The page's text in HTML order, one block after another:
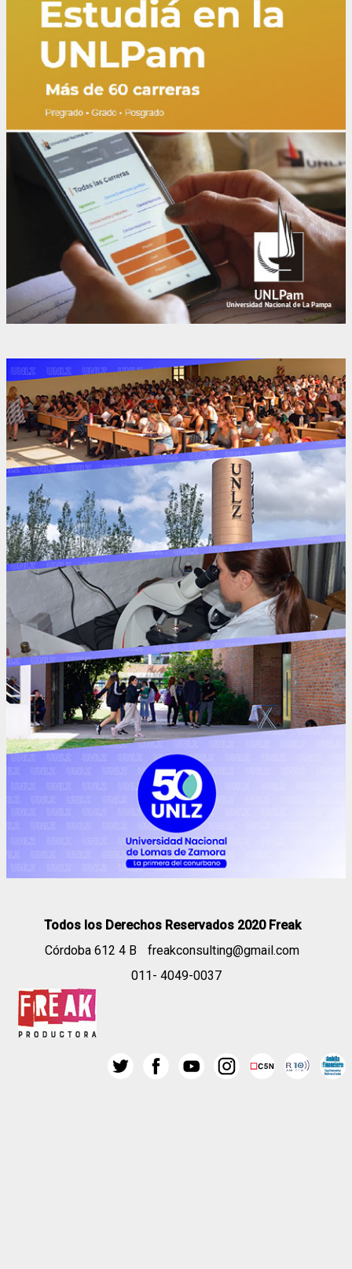
Todos los Derechos Reservados 2020 Freak
Córdoba 612 4 B
freakconsulting@gmail.com
011- 4049-0037